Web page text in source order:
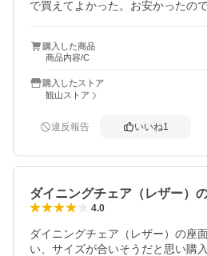
で買えてよかった。お安かったの
購入した商品
商品内容/C
購入したストア
観山ストア
違反報告 いいね1
ダイニングチェア（レザー）
4.0
ダイニングチェア（レザー）の座
い、サイズが合いそうだと思い購